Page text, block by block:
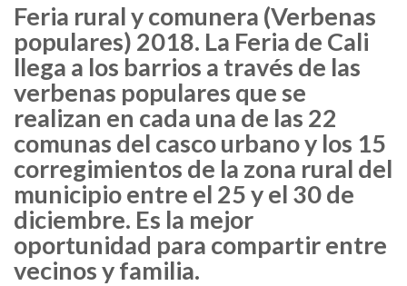
Feria rural y comunera (Verbenas
populares) 2018. La Feria de Cali
llega a los barrios a través de las
verbenas populares que se
realizan en cada una de las 22
comunas del casco urbano y los 15
corregimientos de la zona rural del
municipio entre el 25 y el 30 de
diciembre. Es la mejor
oportunidad para compartir entre
vecinos y familia.